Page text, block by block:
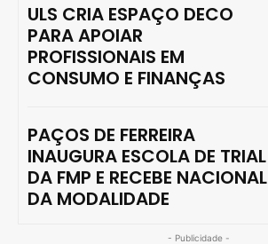
ULS CRIA ESPAÇO DECO
PARA APOIAR
PROFISSIONAIS EM
CONSUMO E FINANÇAS
PAÇOS DE FERREIRA
INAUGURA ESCOLA DE TRIAL
DA FMP E RECEBE NACIONAL
DA MODALIDADE
- Publicidade -